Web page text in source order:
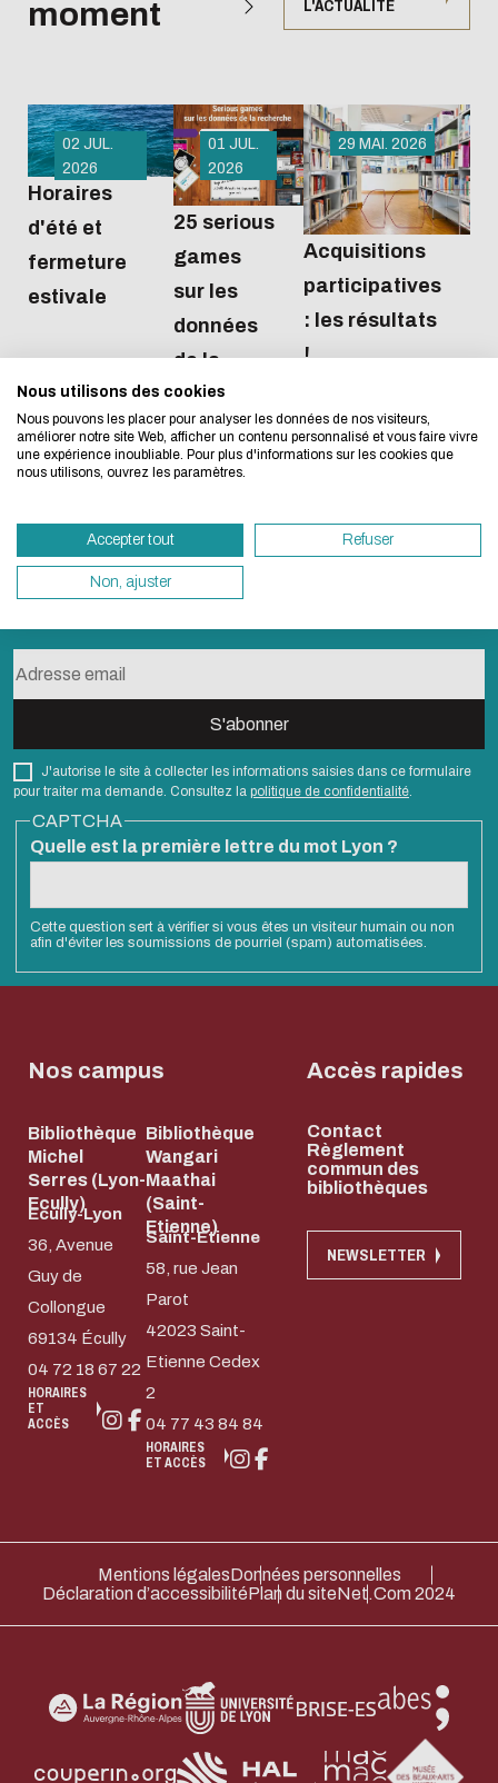
L'écoconception, ça
concerne aussi !
Nous avons développé ce site Internet dans
d'une démarche forte d'écoconception.
besoins énergétiques nécessaires à votre
vous pouvez le parcourir dans son Mode
sollicitera très peu nos serveurs et vous
ACTIVER LE MODE ÉCO
moment L'ACTUALITÉ
02 JUL.
2026
Horaires
d'été et
fermeture
estivale
01 JUL.
2026
25 serious
games
sur les
données
de la
recherche
29 MAI. 2026
Acquisitions
participatives
: les résultats
!
J'autorise le site à collecter les informations saisies dans ce formulaire
pour traiter ma demande. Consultez la politique de confidentialité.
CAPTCHA
Quelle est la première lettre du mot Lyon ?
Cette question sert à vérifier si vous êtes un visiteur humain ou non
afin d'éviter les soumissions de pourriel (spam) automatisées.
Nos campus
Bibliothèque
Michel
Serres (Lyon-
Ecully)
Ecully-Lyon
36, Avenue
Guy de
Collongue
69134 Écully
04 72 18 67 22
HORAIRES
ET
ACCÈS
Bibliothèque
Wangari
Maathai
(Saint-
Etienne)
Saint-Etienne
58, rue Jean
Parot
42023 Saint-
Etienne Cedex
2
04 77 43 84 84
HORAIRES
ET ACCÈS
Accès rapides
Contact
Règlement
commun des
bibliothèques
NEWSLETTER
Mentions légalesDonnées personnelles
Déclaration d’accessibilitéPlan du siteNet.Com 2024
Nous utilisons des cookies
Nous pouvons les placer pour analyser les données de nos visiteurs,
améliorer notre site Web, afficher un contenu personnalisé et vous faire vivre
une expérience inoubliable. Pour plus d'informations sur les cookies que
nous utilisons, ouvrez les paramètres.
Accepter tout Refuser
Non, ajuster